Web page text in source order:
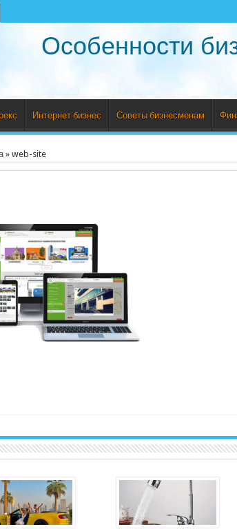
Особенности
Интернет бизнес Советы бизнесменам
» web-site